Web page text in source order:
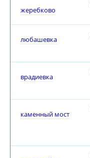
жеребково
любашевка
врадиевка
каменный мост